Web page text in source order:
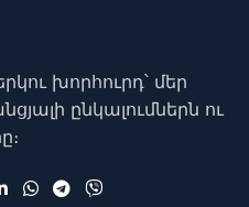
խորհուրդ՝ մեր
ընկալումներն ու